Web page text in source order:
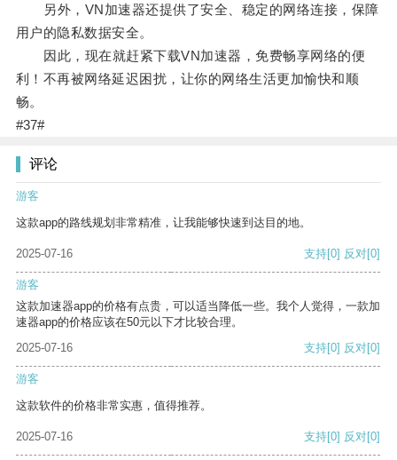
另外，VN加速器还提供了安全、稳定的网络连接，保障
用户的隐私数据安全。
因此，现在就赶紧下载VN加速器，免费畅享网络的便
利！不再被网络延迟困扰，让你的网络生活更加愉快和顺
畅。
#37#
评论
游客
这款app的路线规划非常精准，让我能够快速到达目的地。
2025-07-16 支持[0] 反对[0]
游客
这款加速器app的价格有点贵，可以适当降低一些。我个人觉得，一款加
速器app的价格应该在50元以下才比较合理。
2025-07-16
支持[0] 反对[0]
游客
这款软件的价格非常实惠，值得推荐。
2025-07-16 支持[0] 反对[0]